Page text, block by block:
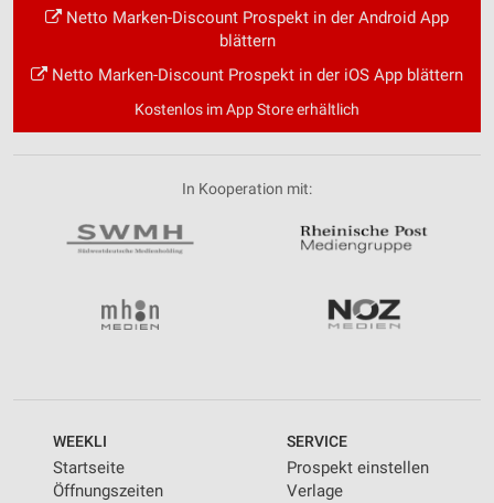
Netto Marken-Discount Prospekt in der Android App
blättern
Netto Marken-Discount Prospekt in der iOS App blättern
Kostenlos im App Store erhältlich
In Kooperation mit:
WEEKLI
Startseite
Öffnungszeiten
SERVICE
Prospekt einstellen
Verlage